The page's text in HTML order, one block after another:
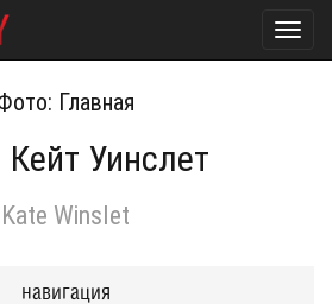
Главная
Кейт Уинслет
Kate Winslet
навигация